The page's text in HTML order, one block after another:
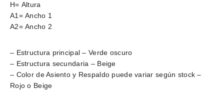
H= Altura
A1= Ancho 1
A2= Ancho 2
– Estructura principal – Verde oscuro
– Estructura secundaria – Beige
– Color de Asiento y Respaldo puede variar según stock –
Rojo o Beige